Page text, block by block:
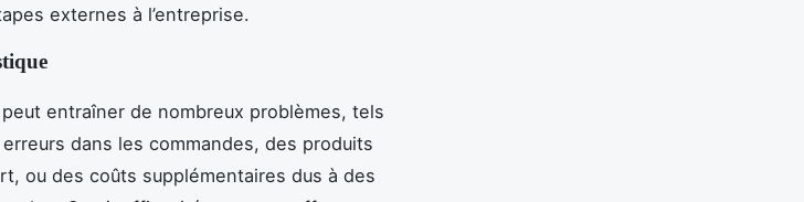
externes à l’entreprise.
peut entraîner de nombreux problèmes, tels
dans les commandes, des produits
ou des coûts supplémentaires dus à des